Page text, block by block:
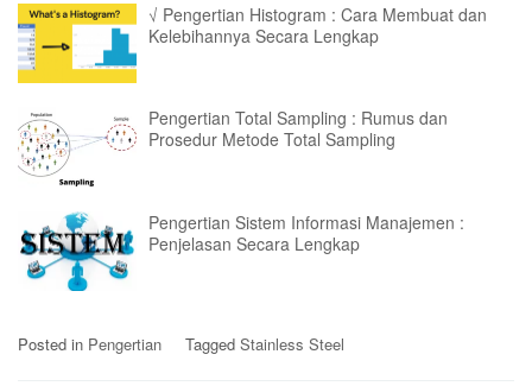
√ Pengertian Histogram : Cara Membuat dan
Kelebihannya Secara Lengkap
Pengertian Total Sampling : Rumus dan
Prosedur Metode Total Sampling
Pengertian Sistem Informasi Manajemen :
Penjelasan Secara Lengkap
Posted in Pengertian Tagged Stainless Steel